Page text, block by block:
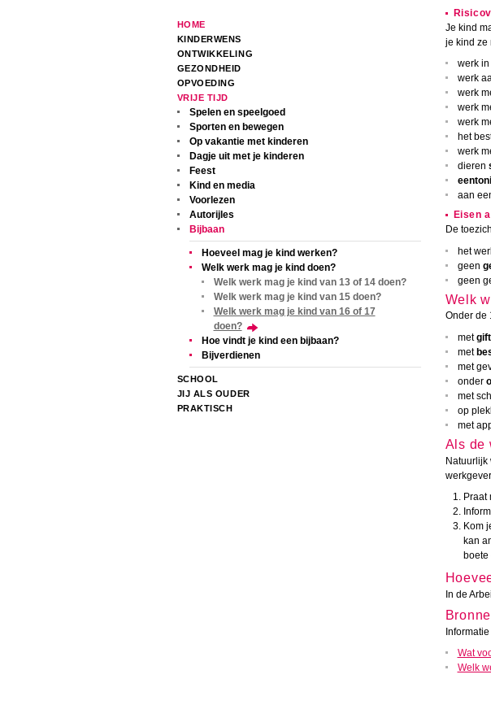
HOME
KINDERWENS
ONTWIKKELING
GEZONDHEID
OPVOEDING
VRIJE TIJD
Spelen en speelgoed
Sporten en bewegen
Op vakantie met kinderen
Dagje uit met je kinderen
Feest
Kind en media
Voorlezen
Autorijles
Bijbaan
Hoeveel mag je kind werken?
Welk werk mag je kind doen?
Welk werk mag je kind van 13 of 14 doen?
Welk werk mag je kind van 15 doen?
Welk werk mag je kind van 16 of 17
doen?
Hoe vindt je kind een bijbaan?
Bijverdienen
SCHOOL
JIJ ALS OUDER
PRAKTISCH
Je kind
je kind ze
werk
werk
werk
werk
werk
het
werk
dieren
aan
Eisen
De
het
geen
geen
Welk
Onder de
met
met
met
onder
met
op
met
Als de
Natuurlijk
Praat
Kom
kan
In de
Wat
Welk